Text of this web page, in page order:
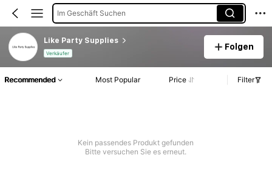
Im Geschäft Suchen
Like Party Supplies
Verkäufer
Folgen
Recommended Most Popular Price Filter
Kein passendes Produkt gefunden
Bitte versuchen Sie es erneut.